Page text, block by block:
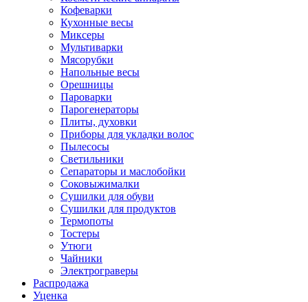
Кофеварки
Кухонные весы
Миксеры
Мультиварки
Мясорубки
Напольные весы
Орешницы
Пароварки
Парогенераторы
Плиты, духовки
Приборы для укладки волос
Пылесосы
Светильники
Сепараторы и маслобойки
Соковыжималки
Сушилки для обуви
Сушилки для продуктов
Термопоты
Тостеры
Утюги
Чайники
Электрограверы
Распродажа
Уценка